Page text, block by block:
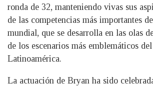
ronda de 32, manteniendo vivas sus
de las competencias más importantes
mundial, que se desarrolla en las olas
de los escenarios más emblemáticos
Latinoamérica.
La actuación de Bryan ha sido